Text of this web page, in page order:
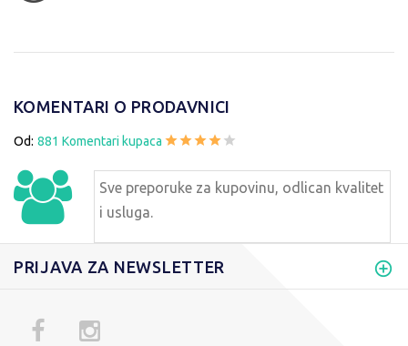
KOMENTARI O PRODAVNICI
Od: 881 Komentari kupaca
Sve preporuke za kupovinu, odlican kvalitet
i usluga.
PRIJAVA ZA NEWSLETTER